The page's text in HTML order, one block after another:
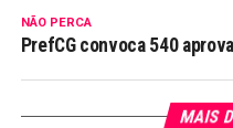
NÃO PERCA
PrefCG convoca 540
MAIS